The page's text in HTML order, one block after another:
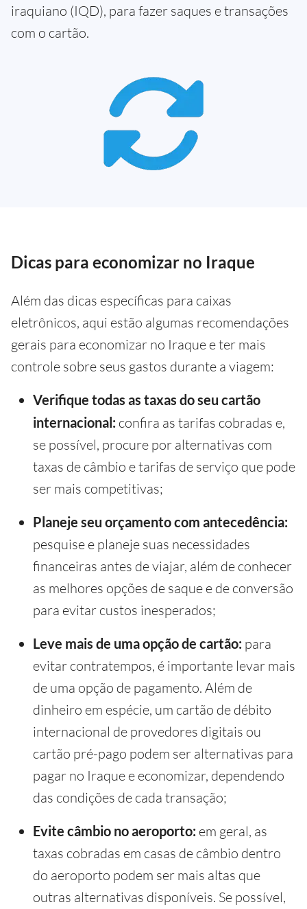
iraquiano (IQD), para fazer saques e transações
com o cartão.
Dicas para economizar no Iraque
Além das dicas específicas para caixas
eletrônicos, aqui estão algumas recomendações
gerais para economizar no Iraque e ter mais
controle sobre seus gastos durante a viagem:
Verifique todas as taxas do seu cartão
internacional: confira as tarifas cobradas e,
se possível, procure por alternativas com
taxas de câmbio e tarifas de serviço que pode
ser mais competitivas;
Planeje seu orçamento com antecedência:
pesquise e planeje suas necessidades
financeiras antes de viajar, além de conhecer
as melhores opções de saque e de conversão
para evitar custos inesperados;
Leve mais de uma opção de cartão: para
evitar contratempos, é importante levar mais
de uma opção de pagamento. Além de
dinheiro em espécie, um cartão de débito
internacional de provedores digitais ou
cartão pré-pago podem ser alternativas para
pagar no Iraque e economizar, dependendo
das condições de cada transação;
Evite câmbio no aeroporto: em geral, as
taxas cobradas em casas de câmbio dentro
do aeroporto podem ser mais altas que
outras alternativas disponíveis. Se possível,